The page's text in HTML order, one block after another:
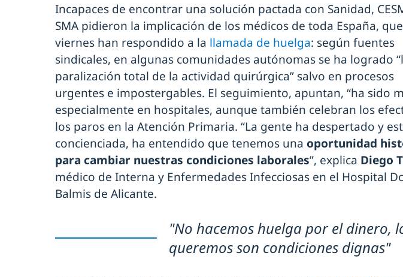
Incapaces de encontrar una solución pactada con Sanidad,
SMA pidieron la implicación de los médicos de toda España,
viernes han respondido a la llamada de huelga: según fuentes
sindicales, en algunas comunidades autónomas se ha logrado
paralización total de la actividad quirúrgica” salvo en procesos
urgentes e impostergables. El seguimiento, apuntan, “ha sido
especialmente en hospitales, aunque también celebran los
los paros en la Atención Primaria. “La gente ha despertado y
concienciada, ha entendido que tenemos una oportunidad
para cambiar nuestras condiciones laborales”, explica Diego
médico de Interna y Enfermedades Infecciosas en el Hospital
Balmis de Alicante.
"No hacemos huelga por el dinero,
queremos son condiciones dignas"